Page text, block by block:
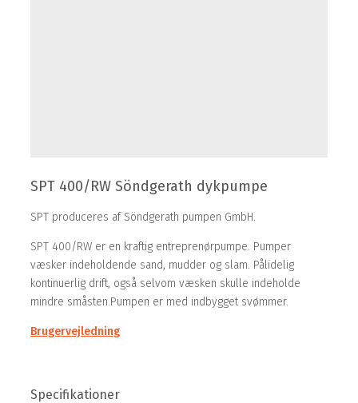
SPT 400/RW Söndgerath dykpumpe
SPT produceres af Söndgerath pumpen GmbH.
SPT 400/RW er en kraftig entreprenørpumpe. Pumper
væsker indeholdende sand, mudder og slam. Pålidelig
kontinuerlig drift, også selvom væsken skulle indeholde
mindre småsten.Pumpen er med indbygget svømmer.
Brugervejledning
Specifikationer